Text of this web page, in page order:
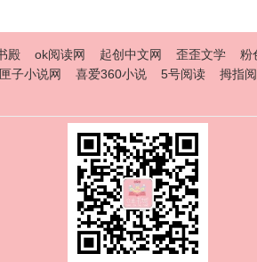
殿 ok阅读网 起创中文网 歪歪文学 粉
匣子小说网 喜爱360小说 5号阅读 拇指